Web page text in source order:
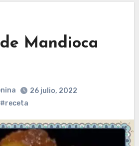
Mandioca
26 julio, 2022
#receta